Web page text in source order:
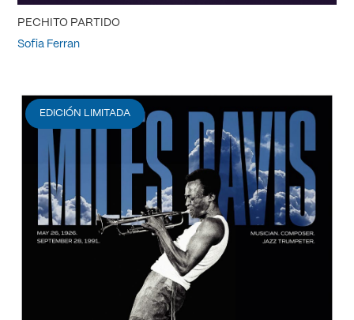
PECHITO PARTIDO
Sofia Ferran
EDICIÓN LIMITADA